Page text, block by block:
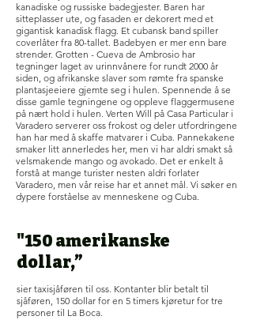
kanadiske og russiske badegjester. Baren har
sitteplasser ute, og fasaden er dekorert med et
gigantisk kanadisk flagg. Et cubansk band spiller
coverlåter fra 80-tallet. Badebyen er mer enn bare
strender. Grotten - Cueva de Ambrosio har
tegninger laget av urinnvånere for rundt 2000 år
siden, og afrikanske slaver som rømte fra spanske
plantasjeeiere gjemte seg i hulen. Spennende å se
disse gamle tegningene og oppleve flaggermusene
på nært hold i hulen. Verten Will på Casa Particular i
Varadero serverer oss frokost og deler utfordringene
han har med å skaffe matvarer i Cuba. Pannekakene
smaker litt annerledes her, men vi har aldri smakt så
velsmakende mango og avokado. Det er enkelt å
forstå at mange turister nesten aldri forlater
Varadero, men vår reise har et annet mål. Vi søker en
dypere forståelse av menneskene og Cuba.
"150 amerikanske
dollar,”
sier taxisjåføren til oss. Kontanter blir betalt til
sjåføren, 150 dollar for en 5 timers kjøretur for tre
personer til La Boca.